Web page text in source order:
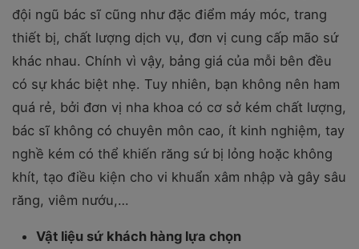
đội ngũ bác sĩ cũng như đặc điểm máy móc, trang
thiết bị, chất lượng dịch vụ, đơn vị cung cấp mão sứ
khác nhau. Chính vì vậy, bảng giá của mỗi bên đều
có sự khác biệt nhẹ. Tuy nhiên, bạn không nên ham
quá rẻ, bởi đơn vị nha khoa có cơ sở kém chất lượng,
bác sĩ không có chuyên môn cao, ít kinh nghiệm, tay
nghề kém có thể khiến răng sứ bị lỏng hoặc không
khít, tạo điều kiện cho vi khuẩn xâm nhập và gây sâu
răng, viêm nướu,…
Vật liệu sứ khách hàng lựa chọn